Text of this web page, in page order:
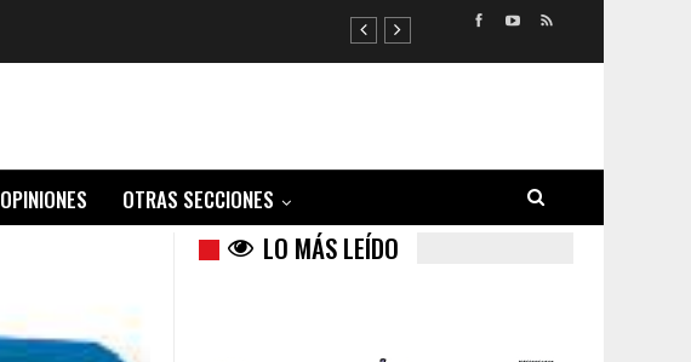
OPINIONES OTRAS SECCIONES
LO MÁS LEÍDO